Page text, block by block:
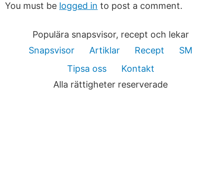
You must be logged in to post a comment.
Populära snapsvisor, recept och lekar
Snapsvisor
Artiklar Recept
SM
Tipsa oss
Kontakt
Alla rättigheter reserverade